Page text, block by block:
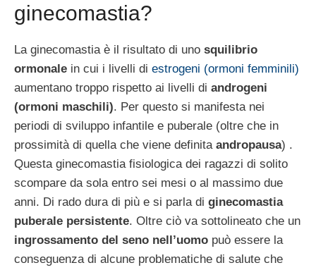
ginecomastia?
La ginecomastia è il risultato di uno squilibrio
ormonale in cui i livelli di estrogeni (ormoni femminili)
aumentano troppo rispetto ai livelli di androgeni
(ormoni maschili). Per questo si manifesta nei
periodi di sviluppo infantile e puberale (oltre che in
prossimità di quella che viene definita andropausa) .
Questa ginecomastia fisiologica dei ragazzi di solito
scompare da sola entro sei mesi o al massimo due
anni. Di rado dura di più e si parla di ginecomastia
puberale persistente. Oltre ciò va sottolineato che un
ingrossamento del seno nell’uomo può essere la
conseguenza di alcune problematiche di salute che